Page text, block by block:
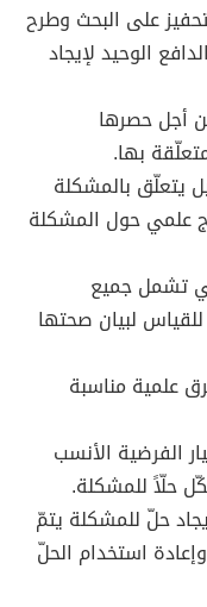
على البحث وطرح
الوحيد لإيجاد
أجل حصرها
بها.
يتعلّق بالمشكلة
علمي حول المشكلة
تشمل جميع
للقياس لبيان صحتها
علمية مناسبة
الفرضية الأنسب
حلّاً للمشكلة.
حلّ للمشكلة يتمّ
استخدام الحلّ